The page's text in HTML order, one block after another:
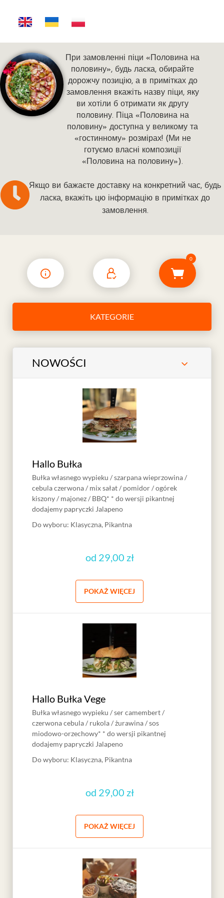
При замовленні піци «Половина на
половину», будь ласка, обирайте
дорожчу позицію, а в примітках до
замовлення вкажіть назву піци, яку
ви хотіли б отримати як другу
половину. Піца «Половина на
половину» доступна у великому та
«гостинному» розмірах! (Ми не
готуємо власні композиції
«Половина на половину»).
Якщо ви бажаєте доставку на конкретний час, будь
ласка, вкажіть цю інформацію в примітках до
замовлення.
KATEGORIE
NOWOŚCI
Hallo Bułka
Bułka własnego wypieku / szarpana wieprzowina /
cebula czerwona / mix sałat / pomidor / ogórek
kiszony / majonez / BBQ* * do wersji pikantnej
dodajemy papryczki Jalapeno
Do wyboru: Klasyczna, Pikantna
od 29,00 zł
POKAŻ WIĘCEJ
Hallo Bułka Vege
Bułka własnego wypieku / ser camembert /
czerwona cebula / rukola / żurawina / sos
miodowo-orzechowy* * do wersji pikantnej
dodajemy papryczki Jalapeno
Do wyboru: Klasyczna, Pikantna
od 29,00 zł
POKAŻ WIĘCEJ
0